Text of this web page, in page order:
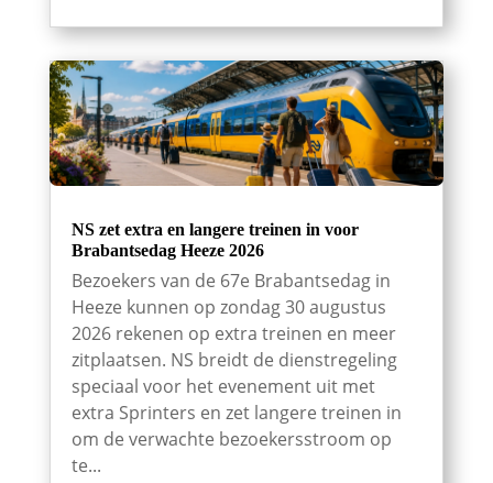
NS zet extra en langere treinen in voor
Brabantsedag Heeze 2026
Bezoekers van de 67e Brabantsedag in
Heeze kunnen op zondag 30 augustus
2026 rekenen op extra treinen en meer
zitplaatsen. NS breidt de dienstregeling
speciaal voor het evenement uit met
extra Sprinters en zet langere treinen in
om de verwachte bezoekersstroom op
te...